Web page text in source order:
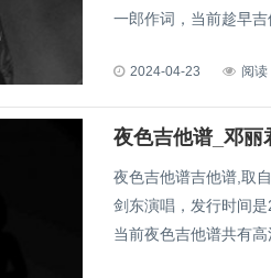
一郎作词，当前趁早
2024-04-23 阅读
夜色吉他谱_邓丽
夜色吉他谱吉他谱,取
剑东演唱，发行时间
当前夜色吉他谱共有